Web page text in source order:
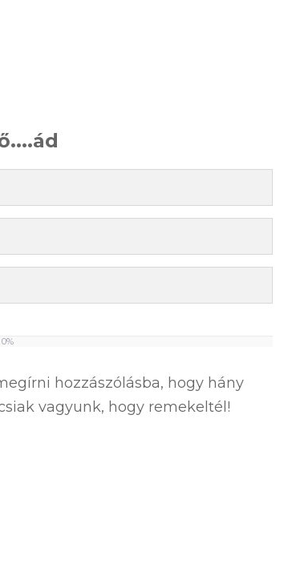
0%
hozzászólásba, hogy hány
vagyunk, hogy remekeltél!